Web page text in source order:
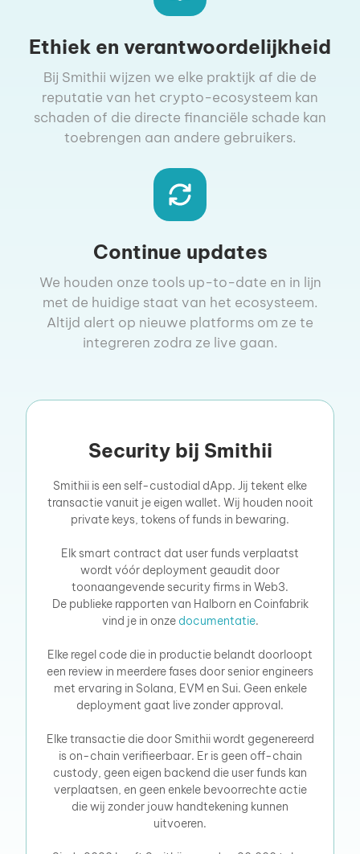
Ethiek en verantwoordelijkheid
Bij Smithii wijzen we elke praktijk af die de
reputatie van het crypto-ecosysteem kan
schaden of die directe financiële schade kan
toebrengen aan andere gebruikers.
Continue updates
We houden onze tools up-to-date en in lijn
met de huidige staat van het ecosysteem.
Altijd alert op nieuwe platforms om ze te
integreren zodra ze live gaan.
Security bij Smithii
Smithii is een self-custodial dApp. Jij tekent elke
transactie vanuit je eigen wallet. Wij houden nooit
private keys, tokens of funds in bewaring.
Elk smart contract dat user funds verplaatst
wordt vóór deployment geaudit door
toonaangevende security firms in Web3.
De publieke rapporten van Halborn en Coinfabrik
vind je in onze documentatie.
Elke regel code die in productie belandt doorloopt
een review in meerdere fases door senior engineers
met ervaring in Solana, EVM en Sui. Geen enkele
deployment gaat live zonder approval.
Elke transactie die door Smithii wordt gegenereerd
is on-chain verifieerbaar. Er is geen off-chain
custody, geen eigen backend die user funds kan
verplaatsen, en geen enkele bevoorrechte actie
die wij zonder jouw handtekening kunnen
uitvoeren.